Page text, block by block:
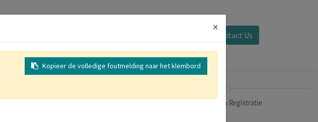
Contact Us
Uitchecken Registratie
×
Kopieer de volledige foutmelding naar het klembord